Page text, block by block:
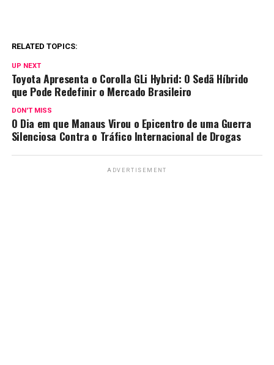
RELATED TOPICS:
UP NEXT
Toyota Apresenta o Corolla GLi Hybrid: O Sedã Híbrido
que Pode Redefinir o Mercado Brasileiro
DON'T MISS
O Dia em que Manaus Virou o Epicentro de uma Guerra
Silenciosa Contra o Tráfico Internacional de Drogas
ADVERTISEMENT